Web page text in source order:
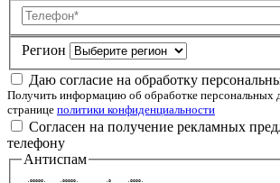
Телефон
Регион
Даю согласие на обработку
Получить информацию об обработке
странице политики конфиденциальности
Согласен на получение рекламных
телефону
Антиспам
  .ooooo.     .ooooo.          .o      .oooo.